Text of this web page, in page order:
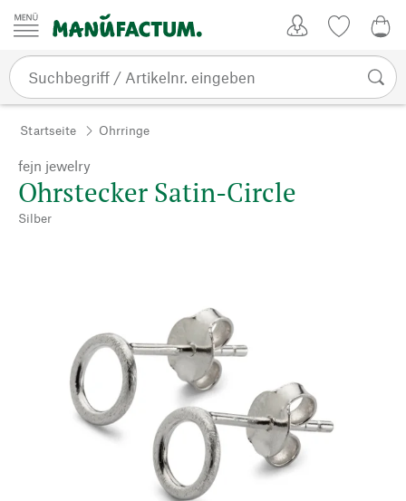
Zum Inhalt springen
Startseite Ohrringe
fejn jewelry
Ohrstecker Satin-Circle
Silber